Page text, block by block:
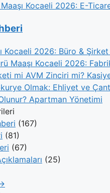
Maaşı Kocaeli 2026: E-
Kocaeli 2026: Büro & Şirket
Maaşı Kocaeli 2026:
mi AVM Zinciri mi?
Olmak: Ehliyet ve
Olunur? Apartman Yönetimi
(167)
(81)
(67)
(25)